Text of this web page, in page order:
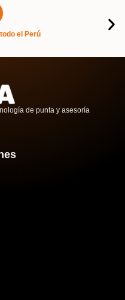
el Perú
de punta y asesoría